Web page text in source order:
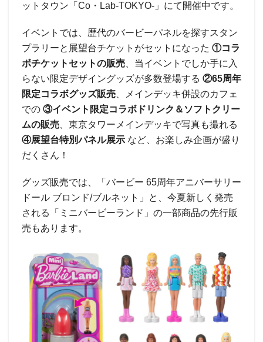
ットタウン「Co・Lab-TOKYO-」にて開催中です。
イベントでは、歴代のバービーパネルを探すスタン
プラリーと展望台チケットがセットになった ①コラ
ボチケットセットの販売 、当イベントでしか手に入
らない限定デザイングッズが多数登場する ②65周年
限定コラボグッズ販売 、メインデッキ併設のカフェ
での ③イベント限定コラボドリンク＆ソフトクリー
ムの販売 、東京タワーメインデッキで写真も撮れる
④展望台特別パネル展示 など、お楽しみ企画が盛り
だくさん！
グッズ販売では、「バービー 65周年アニバーサリー
ドール ブロンド/ブルネット」と、今夏新しく発売
される「ミニバービーランド」の一部商品の先行販
売もあります。